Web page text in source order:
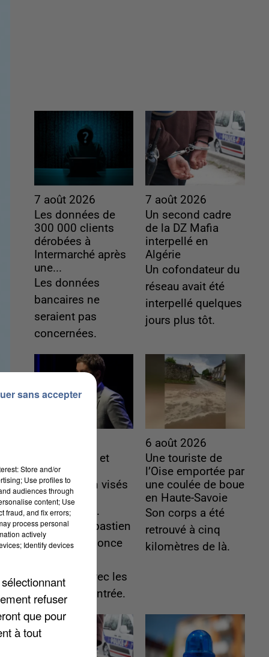
7 août 2026
Les données de
300 000 clients
dérobées à
Intermarché après
une...
Les données
bancaires ne
seraient pas
concernées.
7 août 2026
Un second cadre
de la DZ Mafia
interpellé en
Algérie
Un cofondateur du
réseau avait été
interpellé quelques
jours plus tôt.
Gabriel Attal et
Raphaël
Glucksmann visés
par des
ingérences...
Sollicité, Sébastien
Lecornu annonce
commun" avec les
partis à la rentrée.
6 août 2026
Une touriste de
l’Oise emportée par
une coulée de boue
en Haute-Savoie
Son corps a été
retrouvé à cinq
kilomètres de là.
Store and/or
Use profiles to
audiences through
content; Use
fraud, and fix errors;
process personal
actively
Identify devices
refuser
que pour
à tout
sans accepter